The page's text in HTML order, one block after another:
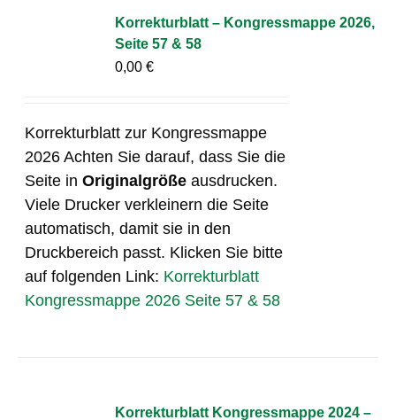
Korrekturblatt – Kongressmappe 2026,
Seite 57 & 58
0,00€
Korrekturblatt zur Kongressmappe
2026 Achten Sie darauf, dass Sie die
Seite inOriginalgröße ausdrucken.
Viele Drucker verkleinern die Seite
automatisch, damit sie in den
Druckbereich passt. Klicken Sie bitte
auf folgenden Link: Korrekturblatt
Kongressmappe 2026 Seite 57 & 58
Korrekturblatt Kongressmappe 2024 –